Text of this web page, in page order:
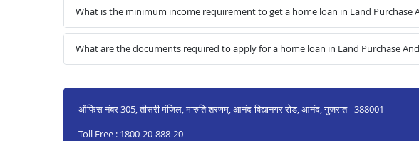
What is the minimum income requirement to get a home loan in Land Purchase
What are the documents required to apply for a home loan in Land Purchase
ऑफिस नंबर 305, तीसरी मंजिल, मारुति शरणम्, आनंद-विद्यानगर रोड, आनंद, गुजरात - 388001
Toll Free : 1800-20-888-20